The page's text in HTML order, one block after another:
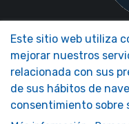
NOS MIROIRS
Accesorios Espejos
Espejos de
Espejos de seguridad
Espejos decorativos
Este sitio web utiliza
mejorar nuestros
relacionada con sus
de sus hábitos de
consentimiento sobre